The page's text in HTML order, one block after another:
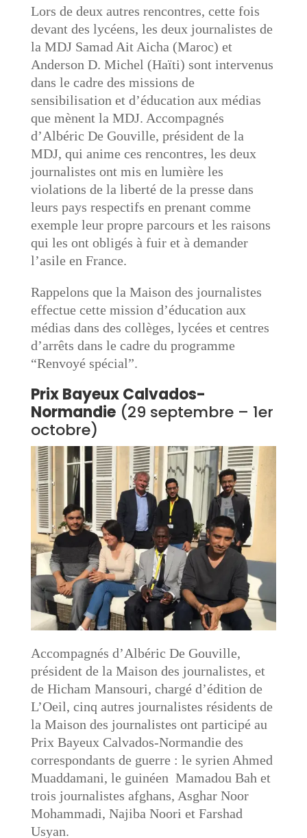
Lors de deux autres rencontres, cette fois
devant des lycéens, les deux journalistes de
la MDJ Samad Ait Aicha (Maroc) et
Anderson D. Michel (Haïti) sont intervenus
dans le cadre des missions de
sensibilisation et d’éducation aux médias
que mènent la MDJ. Accompagnés
d’Albéric De Gouville, président de la
MDJ, qui anime ces rencontres, les deux
journalistes ont mis en lumière les
violations de la liberté de la presse dans
leurs pays respectifs en prenant comme
exemple leur propre parcours et les raisons
qui les ont obligés à fuir et à demander
l’asile en France.
Rappelons que la Maison des journalistes
effectue cette mission d’éducation aux
médias dans des collèges, lycées et centres
d’arrêts dans le cadre du programme
“Renvoyé spécial”.
Prix Bayeux Calvados-
Normandie(29 septembre – 1er
octobre)
Accompagnés d’Albéric De Gouville,
président de la Maison des journalistes, et
de Hicham Mansouri, chargé d’édition de
L’Oeil, cinq autres journalistes résidents de
la Maison des journalistes ont participé au
Prix Bayeux Calvados-Normandie des
correspondants de guerre : le syrien Ahmed
Muaddamani, le guinéen Mamadou Bah et
trois journalistes afghans, Asghar Noor
Mohammadi, Najiba Noori et Farshad
Usyan.